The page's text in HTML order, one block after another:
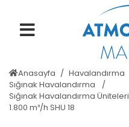
Anasayfa
Havalandırma
Sığınak Havalandırma
Sığınak Havalandırma Üniteleri
1.800 m³/h SHU 18